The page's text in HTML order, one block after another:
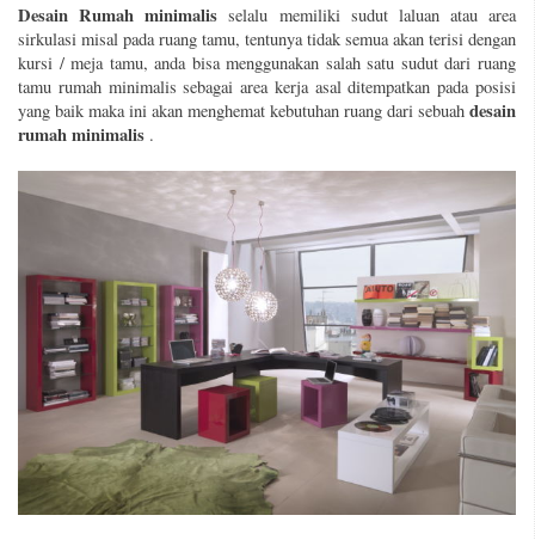
Desain Rumah minimalis selalu memiliki sudut laluan atau area
sirkulasi misal pada ruang tamu, tentunya tidak semua akan terisi dengan
kursi / meja tamu, anda bisa menggunakan salah satu sudut dari ruang
tamu rumah minimalis sebagai area kerja asal ditempatkan pada posisi
yang baik maka ini akan menghemat kebutuhan ruang dari sebuah desain
rumah minimalis .